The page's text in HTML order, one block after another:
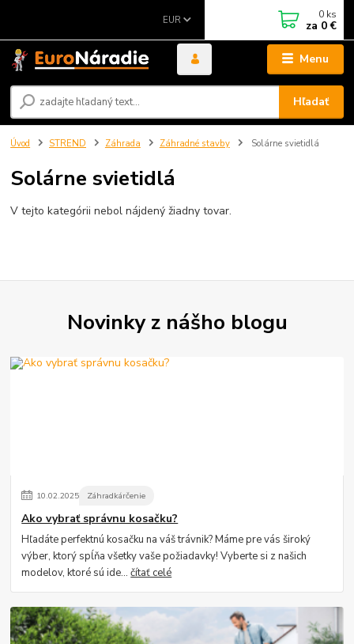
Menu
EUR
Hľadať
0 ks
za 0 €
Úvod STREND Záhrada Záhradné stavby Solárne svietidlá
Solárne svietidlá
V tejto kategórii nebol nájdený žiadny tovar.
Novinky z nášho blogu
10.02.2025 Záhradkárčenie
Ako vybrať správnu kosačku?
Hľadáte perfektnú kosačku na váš trávnik? Máme pre vás široký
výber, ktorý spĺňa všetky vaše požiadavky! Vyberte si z našich
modelov, ktoré sú ide...čítať celé